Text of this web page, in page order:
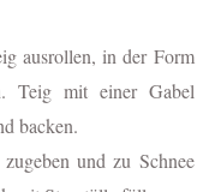
ausrollen, in der Form
Teig mit einer Gabel
backen.
und zu Schnee